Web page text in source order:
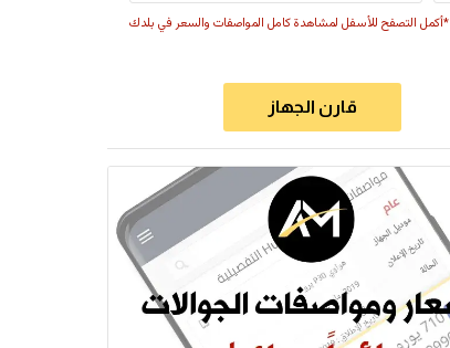
*أكمل التصفح للأسفل لمشاهدة كامل المواصفات والسعر في بلدك
قارن الجهاز